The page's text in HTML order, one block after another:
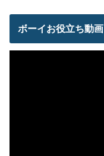
ボーイお役立ち動画